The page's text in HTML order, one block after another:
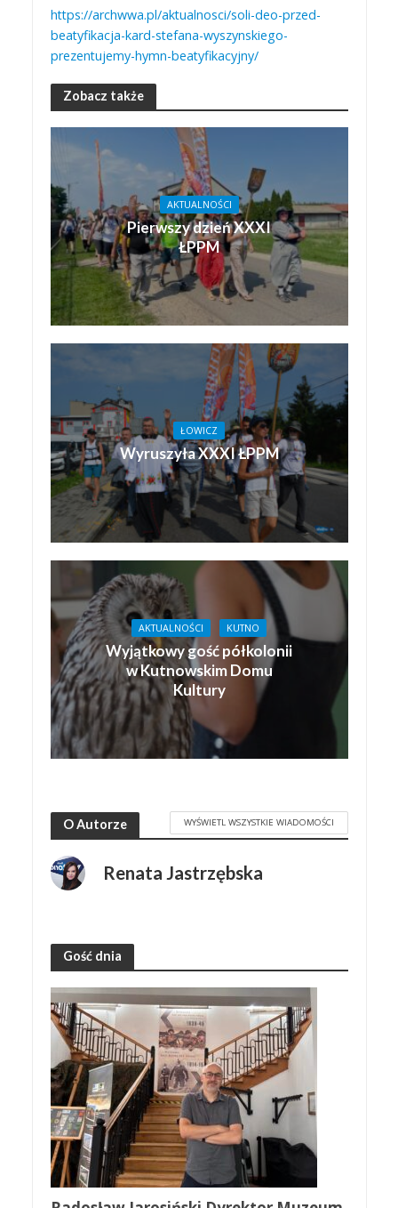
https://archwwa.pl/aktualnosci/soli-deo-przed-
beatyfikacja-kard-stefana-wyszynskiego-
prezentujemy-hymn-beatyfikacyjny/
Zobacz także
AKTUALNOŚCI
Pierwszy dzień XXXI
ŁPPM
ŁOWICZ
Wyruszyła XXXI ŁPPM
AKTUALNOŚCI KUTNO
Wyjątkowy gość półkolonii
w Kutnowskim Domu
Kultury
O Autorze WYŚWIETL WSZYSTKIE WIADOMOŚCI
Renata Jastrzębska
Gość dnia